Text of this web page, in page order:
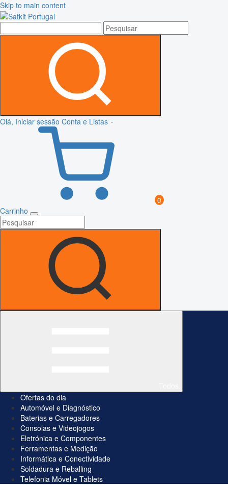
Skip to main content
Olá, Iniciar sessão Conta e Listas
0
Carrinho
Ofertas do dia
Automóvel e Diagnóstico
Baterias e Carregadores
Consolas e Videojogos
Eletrónica e Componentes
Ferramentas e Medição
Informática e Conectividade
Soldadura e Reballing
Telefonia Móvel e Tablets